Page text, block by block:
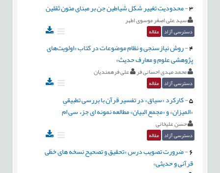
3
-محدودیتِ تغییر شکل شیاطین جن بر مبنای متون ثقلین
سید علی اصغر موسوی اطهر
دسترسی آزاد مقاله
4
-روش نیازسنجی و نظام موضوعات در کتاب «اولویت‌های
پژوهشی علوم و معارف حدیث»
محمد مهدی احسانی فر علی فرهمندیان
دسترسی آزاد مقاله
5
-کارکرد «سیاق» در تفسیر قرآن با بررسی تطبیقیِ
«المیزان» و «مجمع‌ البیان» مطالعه نمونه ای جزء سی ام
حسن علیخانی
دسترسی آزاد مقاله
6
-ضرورت تصویب درس «تحقیق و تصحیح نسخه های خطّی
قرآنی و حدیثی»